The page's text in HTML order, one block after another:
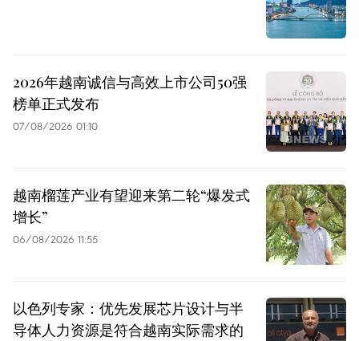
2026年越南诚信与高效上市公司50强
榜单正式发布
07/08/2026 01:10
越南榴莲产业有望迎来第二轮“爆发式
增长”
06/08/2026 11:55
以色列专家：优先发展芯片设计与半
导体人力资源是符合越南实际需求的